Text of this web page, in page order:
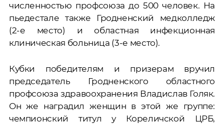
численностью профсоюза до 500 человек. На
пьедестале также Гродненский медколледж
(2-е место) и областная инфекционная
клиническая больница (3-е место).
Кубки победителям и призерам вручил
председатель Гродненского областного
профсоюза здравоохранения Владислав Голяк.
Он же наградил женщин в этой же группе:
чемпионский титул у Кореличской ЦРБ,